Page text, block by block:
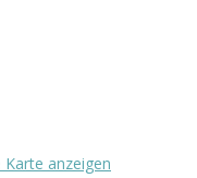
Karte anzeigen